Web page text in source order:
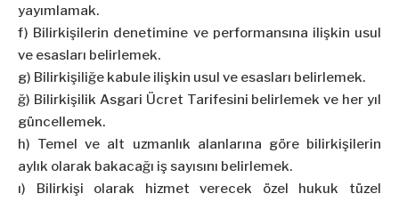
yayımlamak.
f) Bilirkişilerin denetimine ve performansına ilişkin usul
ve esasları belirlemek.
g) Bilirkişiliğe kabule ilişkin usul ve esasları belirlemek.
ğ) Bilirkişilik Asgari Ücret Tarifesini belirlemek ve her yıl
güncellemek.
h) Temel ve alt uzmanlık alanlarına göre bilirkişilerin
aylık olarak bakacağı iş sayısını belirlemek.
ı) Bilirkişi olarak hizmet verecek özel hukuk tüzel